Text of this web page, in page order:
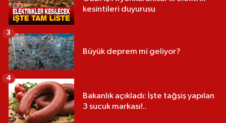
kesintileri duyurusu
Büyük deprem mi geliyor?
3
Bakanlık açıkladı: İşte tağşiş yapılan
3 sucuk markası!..
4